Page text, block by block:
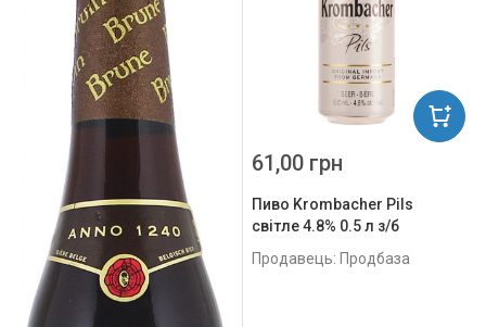
Пиво Krombacher Pils
світле 4.8% 0.5 л з/б
Продавець: Продбаза
61,00 грн